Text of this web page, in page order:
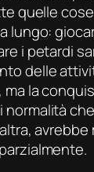
quelle
lungo:
i petardi
delle
la
normalità
avrebbe